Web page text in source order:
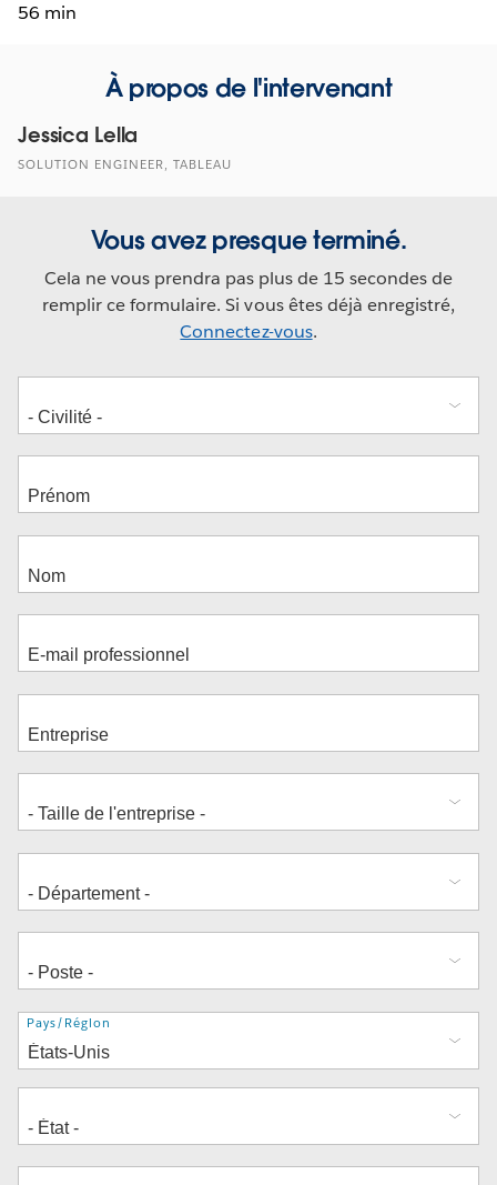
56 min
À propos de l'intervenant
Jessica Lella
SOLUTION ENGINEER, TABLEAU
Vous avez presque terminé.
Cela ne vous prendra pas plus de 15 secondes de
remplir ce formulaire. Si vous êtes déjà enregistré,
Connectez-vous.
Adresse
Pays/Région